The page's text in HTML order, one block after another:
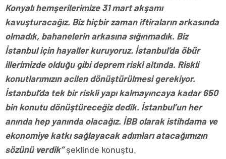
Konyalı hemşerilerimize 31 mart akşamı
kavuşturacağız. Biz hiçbir zaman iftiraların arkasında
olmadık, bahanelerin arkasına sığınmadık. Biz
İstanbul için hayaller kuruyoruz. İstanbul’da öbür
illerimizde olduğu gibi deprem riski altında. Riskli
konutlarımızın acilen dönüştürülmesi gerekiyor.
İstanbul’da tek bir riskli yapı kalmayıncaya kadar 650
bin konutu dönüştüreceğiz dedik. İstanbul’un her
anında hep yanında olacağız. İBB olarak istihdama ve
ekonomiye katkı sağlayacak adımları atacağımızın
sözünü verdik”şeklinde konuştu.